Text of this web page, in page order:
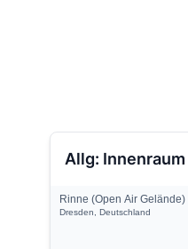
Allg:
Rinne (Open Air Gelände)
Dresden, Deutschland